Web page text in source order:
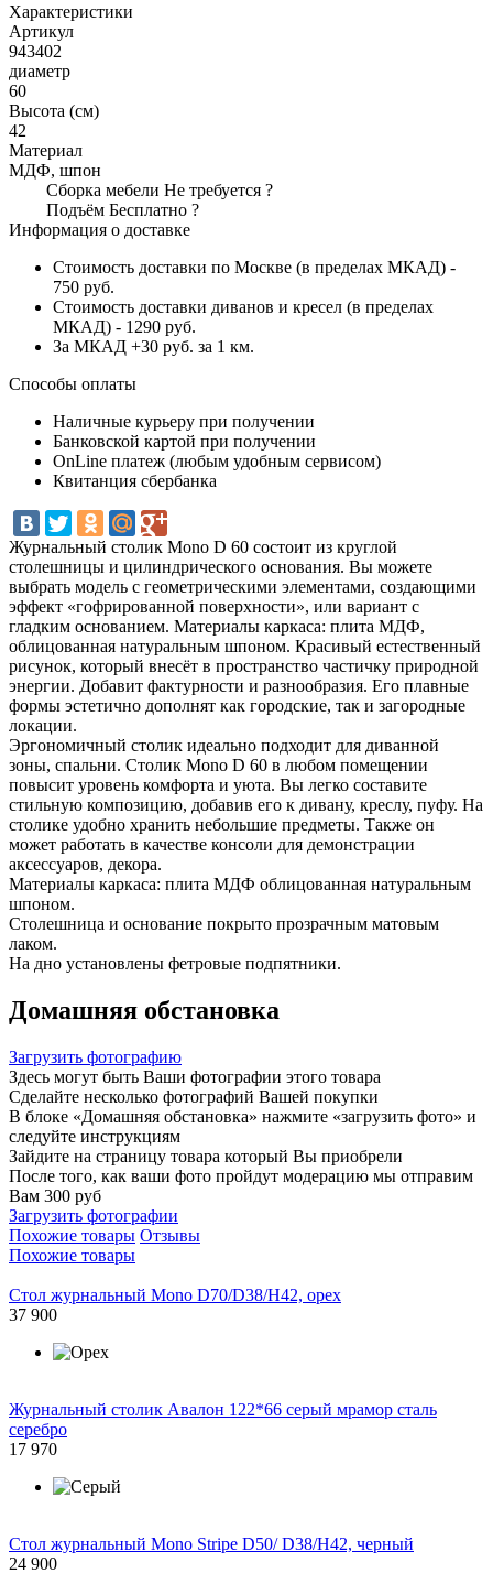
Характеристики
Артикул
943402
диаметр
60
Высота (см)
42
Материал
МДФ, шпон
Сборка мебели Не требуется ?
Подъём Бесплатно ?
Информация о доставке
Стоимость доставки по Москве (в пределах МКАД) -
750 руб.
Стоимость доставки диванов и кресел (в пределах
МКАД) - 1290 руб.
За МКАД +30 руб. за 1 км.
Способы оплаты
Наличные курьеру при получении
Банковской картой при получении
OnLine платеж (любым удобным сервисом)
Квитанция сбербанка
Журнальный столик Mono D 60 состоит из круглой
столешницы и цилиндрического основания. Вы можете
выбрать модель с геометрическими элементами, создающими
эффект «гофрированной поверхности», или вариант с
гладким основанием. Материалы каркаса: плита МДФ,
облицованная натуральным шпоном. Красивый естественный
рисунок, который внесёт в пространство частичку природной
энергии. Добавит фактурности и разнообразия. Его плавные
формы эстетично дополнят как городские, так и загородные
локации.
Эргономичный столик идеально подходит для диванной
зоны, спальни. Столик Mono D 60 в любом помещении
повысит уровень комфорта и уюта. Вы легко составите
стильную композицию, добавив его к дивану, креслу, пуфу. На
столике удобно хранить небольшие предметы. Также он
может работать в качестве консоли для демонстрации
аксессуаров, декора.
Материалы каркаса: плита МДФ облицованная натуральным
шпоном.
Столешница и основание покрыто прозрачным матовым
лаком.
На дно установлены фетровые подпятники.
Домашняя обстановка
Загрузить фотографию
Здесь могут быть Ваши фотографии этого товара
Сделайте несколько фотографий Вашей покупки
В блоке «Домашняя обстановка» нажмите «загрузить фото» и
следуйте инструкциям
Зайдите на страницу товара который Вы приобрели
После того, как ваши фото пройдут модерацию мы отправим
Вам 300 руб
Загрузить фотографии
Похожие товары Отзывы
Похожие товары
Стол журнальный Mono D70/D38/H42, орех
37 900
Журнальный столик Авалон 122*66 серый мрамор сталь
серебро
17 970
Стол журнальный Mono Stripe D50/ D38/H42, черный
24 900